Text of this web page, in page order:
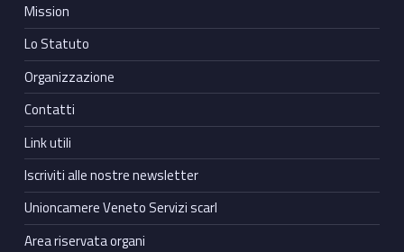
Mission
Lo Statuto
Organizzazione
Contatti
Link utili
Iscriviti alle nostre newsletter
Unioncamere Veneto Servizi scarl
Area riservata organi